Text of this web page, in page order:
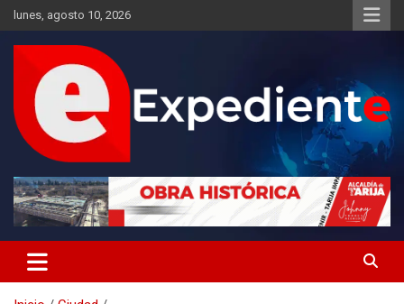
Saltar
al
contenido
lunes, agosto 10, 2026
Expediente